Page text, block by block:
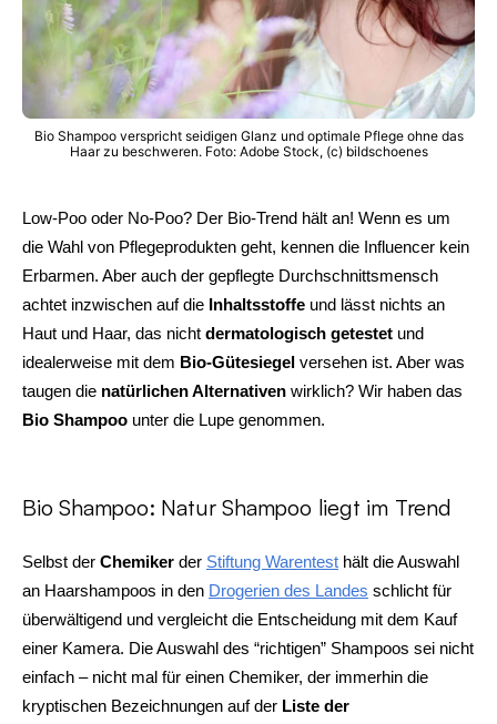
Bio Shampoo verspricht seidigen Glanz und optimale Pflege ohne das
Haar zu beschweren. Foto: Adobe Stock, (c) bildschoenes
Low-Poo oder No-Poo? Der Bio-Trend hält an! Wenn es um
die Wahl von Pflegeprodukten geht, kennen die Influencer kein
Erbarmen. Aber auch der gepflegte Durchschnittsmensch
achtet inzwischen auf die Inhaltsstoffe und lässt nichts an
Haut und Haar, das nicht dermatologisch getestet und
idealerweise mit dem Bio-Gütesiegel versehen ist. Aber was
taugen die natürlichen Alternativen wirklich? Wir haben das
Bio Shampoo unter die Lupe genommen.
Bio Shampoo: Natur Shampoo liegt im Trend
Selbst der Chemiker der Stiftung Warentest hält die Auswahl
an Haarshampoos in den Drogerien des Landes schlicht für
überwältigend und vergleicht die Entscheidung mit dem Kauf
einer Kamera. Die Auswahl des “richtigen” Shampoos sei nicht
einfach – nicht mal für einen Chemiker, der immerhin die
kryptischen Bezeichnungen auf der Liste der